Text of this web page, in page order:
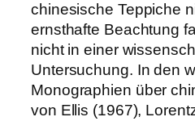
chinesische Teppiche
ernsthafte Beachtung
nicht in einer
Untersuchung. In den
Monographien über
von Ellis (1967),